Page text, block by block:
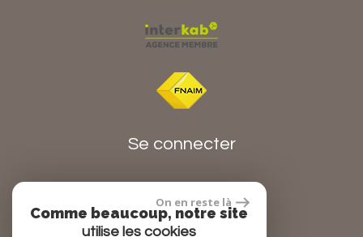
Se connecter
Espace propriétaire
On en reste là
Comme beaucoup, notre site
utilise les cookies